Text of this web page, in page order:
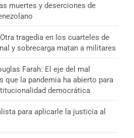
muertes y deserciones de
Otra tragedia en los cuarteles de
y sobrecarga matan a militares
Farah: El eje del mal
que la pandemia ha abierto para
democrática
para aplicarle la justicia al